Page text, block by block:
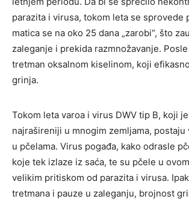
parazita i virusa, tokom leta se sprovede
matica se na oko 25 dana „zarobi“, što
zaleganje i prekida razmnožavanje.
tretman oksalnom kiselinom, koji
grinja.
Tokom leta varoa i virus DWV tip B, koji
najrašireniji u mnogim zemljama, postaju
u pčelama. Virus pogađa, kako odrasle
koje tek izlaze iz saća, te su pčele u
velikim pritiskom od parazita i virusa.
tretmana i pauze u zaleganju, brojnost